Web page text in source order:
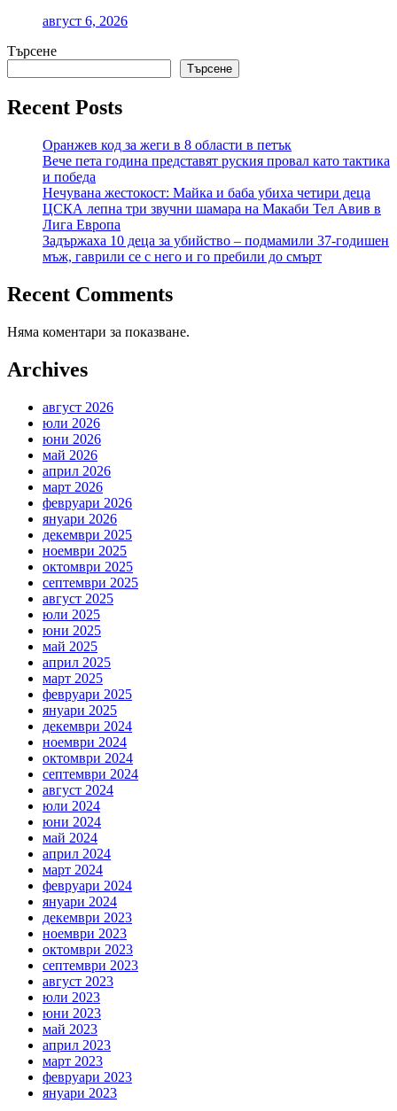
август 6, 2026
Търсене
Търсене
Recent Posts
Оранжев код за жеги в 8 области в петък
Вече пета година представят руския провал като тактика
и победа
Нечувана жестокост: Майка и баба убиха четири деца
ЦСКА лепна три звучни шамара на Макаби Тел Авив в
Лига Европа
Задържаха 10 деца за убийство – подмамили 37-годишен
мъж, гаврили се с него и го пребили до смърт
Recent Comments
Няма коментари за показване.
Archives
август 2026
юли 2026
юни 2026
май 2026
април 2026
март 2026
февруари 2026
януари 2026
декември 2025
ноември 2025
октомври 2025
септември 2025
август 2025
юли 2025
юни 2025
май 2025
април 2025
март 2025
февруари 2025
януари 2025
декември 2024
ноември 2024
октомври 2024
септември 2024
август 2024
юли 2024
юни 2024
май 2024
април 2024
март 2024
февруари 2024
януари 2024
декември 2023
ноември 2023
октомври 2023
септември 2023
август 2023
юли 2023
юни 2023
май 2023
април 2023
март 2023
февруари 2023
януари 2023